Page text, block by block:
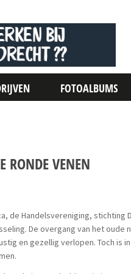
FOTOALBUMS
RONDE VENEN
de Handelsvereniging, stichting
De overgang van het oude
en gezellig verlopen. Toch is